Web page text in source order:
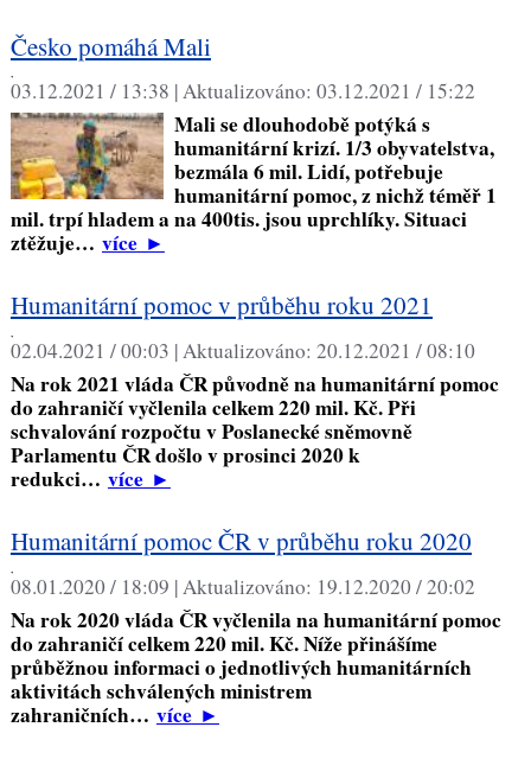
Česko pomáhá Mali
,
03.12.2021 / 13:38 |Aktualizováno: 03.12.2021 / 15:22
Mali se dlouhodobě potýká s
humanitární krizí. 1/3 obyvatelstva,
bezmála 6 mil. Lidí, potřebuje
humanitární pomoc, z nichž téměř 1
mil. trpí hladem a na 400tis. jsou uprchlíky. Situaci
ztěžuje… více►
Humanitární pomoc v průběhu roku 2021
,
02.04.2021 / 00:03 |Aktualizováno: 20.12.2021 / 08:10
Na rok 2021 vláda ČR původně na humanitární pomoc
do zahraničí vyčlenila celkem 220 mil. Kč. Při
schvalování rozpočtu v Poslanecké sněmovně
Parlamentu ČR došlo v prosinci 2020 k
redukci… více►
Humanitární pomoc ČR v průběhu roku 2020
,
08.01.2020 / 18:09 |Aktualizováno: 19.12.2020 / 20:02
Na rok 2020 vláda ČR vyčlenila na humanitární pomoc
do zahraničí celkem 220 mil. Kč. Níže přinášíme
průběžnou informaci o jednotlivých humanitárních
aktivitách schválených ministrem
zahraničních… více►